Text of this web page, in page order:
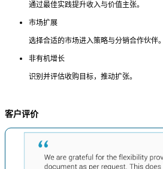
通过最佳实践提升收入与价值主张。
市场扩展
选择合适的市场进入策略与分销合作伙伴。
非有机增长
识别并评估收购目标，推动扩张。
客户评价